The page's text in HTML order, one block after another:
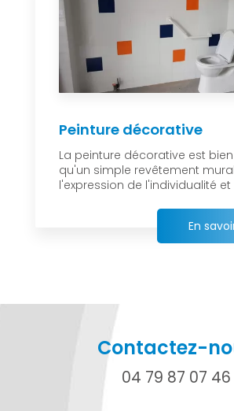
Peinture décorative
La peinture décorative est
qu'un simple revêtement
l'expression de l'individualité et
En
Contactez-
04 79 87 07 46